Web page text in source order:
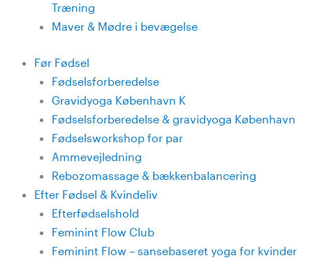
Træning
Maver & Mødre i bevægelse
Før Fødsel
Fødselsforberedelse
Gravidyoga København K
Fødselsforberedelse & gravidyoga København
Fødselsworkshop for par
Ammevejledning
Rebozomassage & bækkenbalancering
Efter Fødsel & Kvindeliv
Efterfødselshold
Feminint Flow Club
Feminint Flow – sansebaseret yoga for kvinder